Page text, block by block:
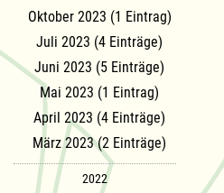
Oktober 2023 (1 Eintrag)
Juli 2023 (4 Einträge)
Juni 2023 (5 Einträge)
Mai 2023 (1 Eintrag)
April 2023 (4 Einträge)
März 2023 (2 Einträge)
2022